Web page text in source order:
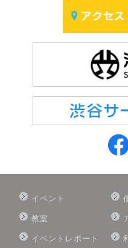
イベント
教室
イベントレポート